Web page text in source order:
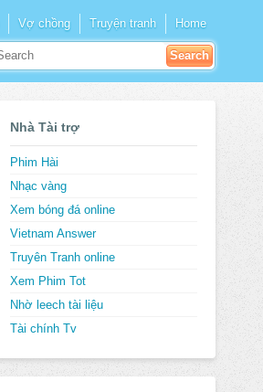
Vợ chồng Truyện tranh Home
Nhà Tài trợ
Phim Hài
Nhạc vàng
Xem bóng đá online
Vietnam Answer
Truyên Tranh online
Xem Phim Tot
Nhờ leech tài liệu
Tài chính Tv